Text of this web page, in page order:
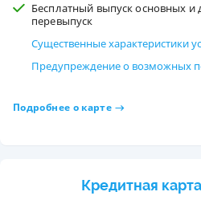
Бесплатный выпуск основных и
перевыпуск
Существенные характеристики
Предупреждение о возможных
Подробнее о карте
Кредитная